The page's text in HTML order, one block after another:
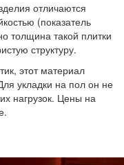
отличаются
(показатель
толщина такой плитки
структуру.
этот материал
укладки на пол он не
нагрузок. Цены на